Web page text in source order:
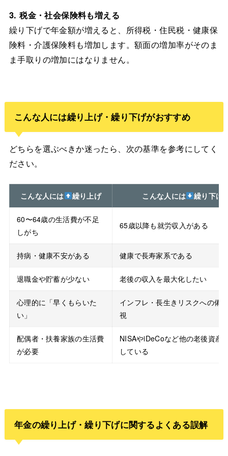
3. 税金・社会保険料も増える
繰り下げで年金額が増えると、所得税・住民税・健康保
険料・介護保険料も増加します。額面の増加率がそのま
ま手取りの増加にはなりません。
こんな人には繰り上げ・繰り下げがおすすめ
どちらを選ぶべきか迷ったら、次の基準を参考にしてく
ださい。
こんな人には 繰り上げ こんな人には 繰り下げ
60〜64歳の生活費が不足
しがち
65歳以降も就労収入がある
持病・健康不安がある 健康で長寿家系である
退職金や貯蓄が少ない 老後の収入を最大化したい
心理的に「早くもらいた
い」
インフレ・長生きリスクへの備
視
配偶者・扶養家族の生活費
が必要
NISAやiDeCoなど他の老後資産
している
年金の繰り上げ・繰り下げに関するよくある誤解